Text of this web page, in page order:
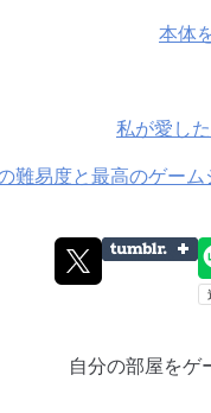
本体
私が愛し
難易度と最高のゲー
自分の部屋をゲ